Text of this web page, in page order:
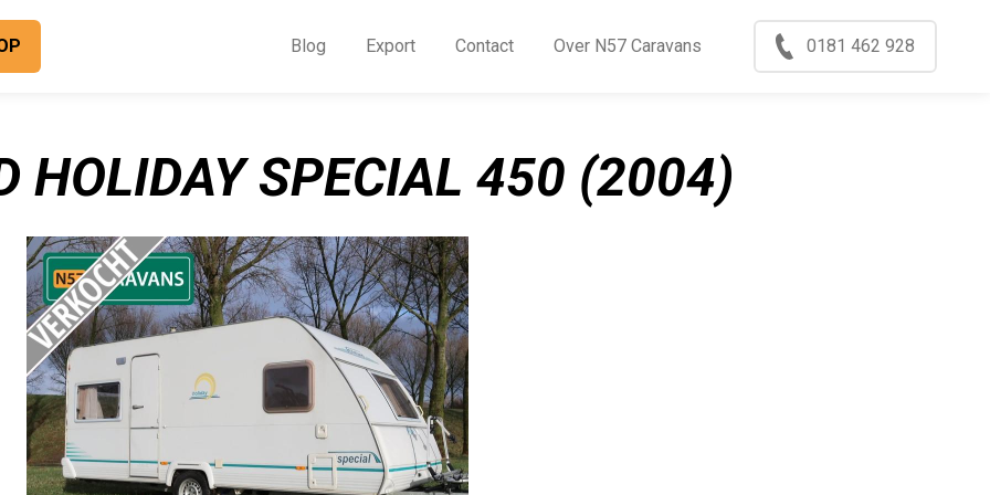
Blog Export Contact Over N57 Caravans 0181 462 928
HOLIDAY SPECIAL 450 (2004)
Blog